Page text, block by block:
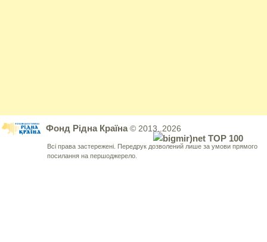
Фонд Рідна Країна© 2013..2026
Всі права застережені. Передрук дозволений лише за умови прямого
посилання на першоджерело.